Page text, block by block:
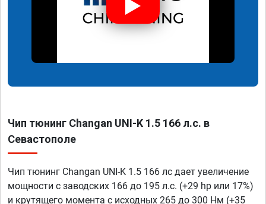
Чип тюнинг Changan UNI-K 1.5 166 л.с. в
Севастополе
Чип тюнинг Changan UNI-K 1.5 166 лс дает увеличение
мощности с заводских 166 до 195 л.с. (+29 hp или 17%)
и крутящего момента с исходных 265 до 300 Нм (+35